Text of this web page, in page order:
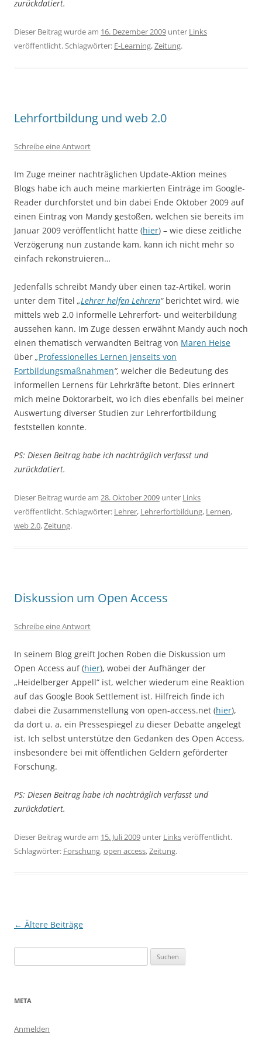
zurückdatiert.
Dieser Beitrag wurde am 16. Dezember 2009 unter Links
veröffentlicht. Schlagwörter: E-Learning,Zeitung.
Lehrfortbildung und web 2.0
Schreibe eine Antwort
Im Zuge meiner nachträglichen Update-Aktion meines
Blogs habe ich auch meine markierten Einträge im Google-
Reader durchforstet und bin dabei Ende Oktober 2009 auf
einen Eintrag von Mandy gestoßen, welchen sie bereits im
Januar 2009 veröffentlicht hatte (hier) – wie diese zeitliche
Verzögerung nun zustande kam, kann ich nicht mehr so
einfach rekonstruieren…
Jedenfalls schreibt Mandy über einen taz-Artikel, worin
unter dem Titel „Lehrer helfen Lehrern“berichtet wird, wie
mittels web 2.0 informelle Lehrerfort- und weiterbildung
aussehen kann. Im Zuge dessen erwähnt Mandy auch noch
einen thematisch verwandten Beitrag von Maren Heise
über „Professionelles Lernen jenseits von
Fortbildungsmaßnahmen“, welcher die Bedeutung des
informellen Lernens für Lehrkräfte betont. Dies erinnert
mich meine Doktorarbeit, wo ich dies ebenfalls bei meiner
Auswertung diverser Studien zur Lehrerfortbildung
feststellen konnte.
PS: Diesen Beitrag habe ich nachträglich verfasst und
zurückdatiert.
Dieser Beitrag wurde am 28. Oktober 2009 unter Links
veröffentlicht. Schlagwörter: Lehrer, Lehrerfortbildung, Lernen,
web 2.0,Zeitung.
Diskussion um Open Access
Schreibe eine Antwort
In seinem Blog greift Jochen Roben die Diskussion um
Open Access auf (hier), wobei der Aufhänger der
„Heidelberger Appell“ ist, welcher wiederum eine Reaktion
auf das Google Book Settlement ist. Hilfreich finde ich
dabei die Zusammenstellung von open-access.net (hier),
da dort u. a. ein Pressespiegel zu dieser Debatte angelegt
ist. Ich selbst unterstütze den Gedanken des Open Access,
insbesondere bei mit öffentlichen Geldern geförderter
Forschung.
PS: Diesen Beitrag habe ich nachträglich verfasst und
zurückdatiert.
Dieser Beitrag wurde am 15. Juli 2009 unter Linksveröffentlicht.
Schlagwörter: Forschung,open access,Zeitung.
Beitragsnavigation
← Ältere Beiträge
nach:
META
Anmelden